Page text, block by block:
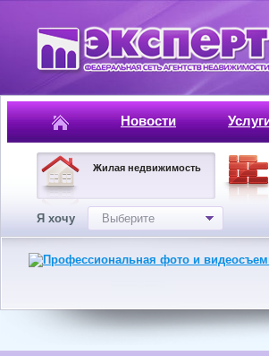
Новости
Жилая недвижимость
Я хочу Выберите